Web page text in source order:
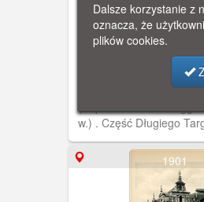
Gdańsk, Widok na
Bramę od strony
Długi Targ razem z ulicą
do najstarszych części
w.) . Część Długiego
ratuszem a Studnią
w 1653 roku Ferkelmarkt
- nazwa ironiczna).
1901
Dalsze korzystanie z
oznacza, że
plików cookies.